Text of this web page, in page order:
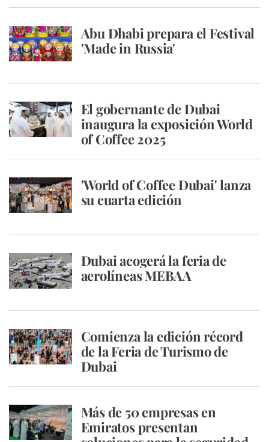
Abu Dhabi prepara el Festival
'Made in Russia'
El gobernante de Dubai
inaugura la exposición World
of Coffee 2025
'World of Coffee Dubai' lanza
su cuarta edición
Dubai acogerá la feria de
aerolíneas MEBAA
Comienza la edición récord
de la Feria de Turismo de
Dubai
Más de 50 empresas en
Emiratos presentan